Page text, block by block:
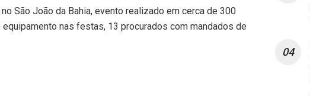
São João da Bahia, evento realizado em cerca de 300
nas festas, 13 procurados com mandados de